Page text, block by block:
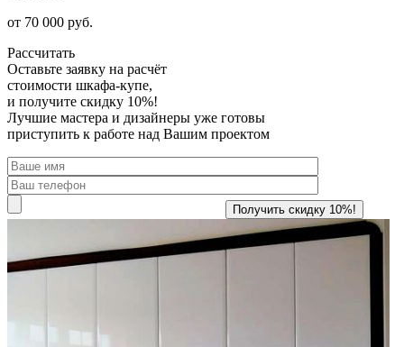
от 70 000 руб.
Рассчитать
Оставьте заявку на расчёт
стоимости шкафа-купе,
и получите скидку 10%!
Лучшие мастера и дизайнеры уже готовы
приступить к работе над Вашим проектом